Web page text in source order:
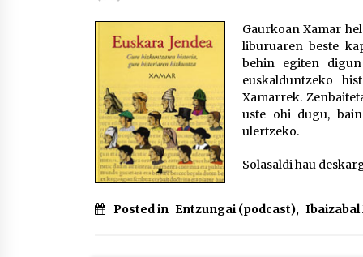
2026/07/16
POTTO: San Pedro jaietako bertso-
2026/07/09
Auritz Iñurrietaren margoak
ikusgai Uribitarte40 aretoan
2026/07/03
Gaurkoan Xamar
liburuaren beste
behin egiten
euskalduntzeko
Xamarrek.
uste ohi dugu,
ulertzeko.
Solasaldi hau
Posted in Entzungai (podcast), Ibaizabal